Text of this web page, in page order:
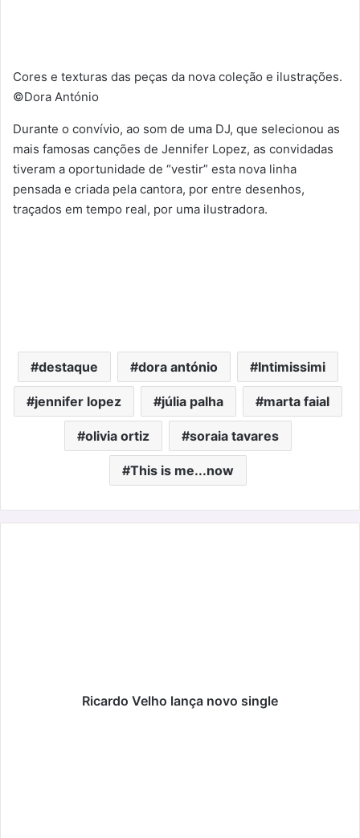
Cores e texturas das peças da nova coleção e ilustrações.
©Dora António
Durante o convívio, ao som de uma DJ, que selecionou as
mais famosas canções de Jennifer Lopez, as convidadas
tiveram a oportunidade de “vestir” esta nova linha
pensada e criada pela cantora, por entre desenhos,
traçados em tempo real, por uma ilustradora.
destaque dora antónio Intimissimi
jennifer lopez júlia palha marta faial
olivia ortiz soraia tavares
This is me...now
Ricardo Velho lança novo single